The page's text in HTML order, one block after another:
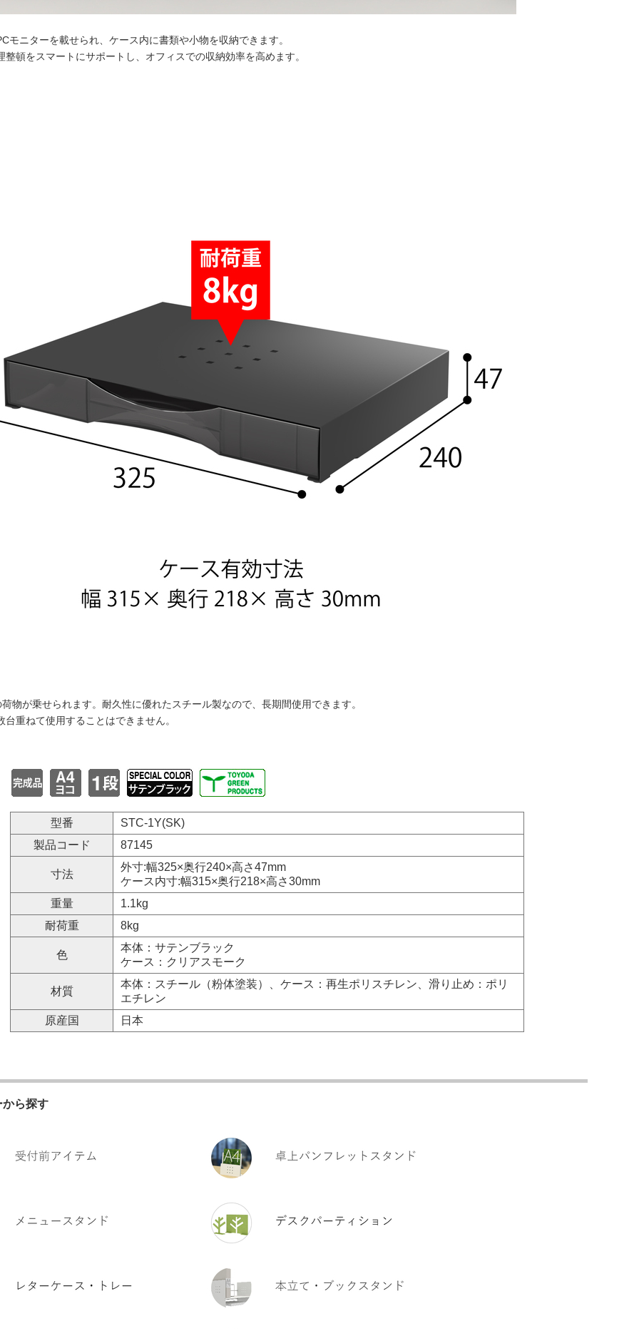
モニターを載せられ、ケース内に書類や小物を収納できます。
整頓をスマートにサポートし、オフィスでの収納効率を高めます。
物が乗せられます。耐久性に優れたスチール製なので、長期間使用できます。
重ねて使用することはできません。
型番
STC-1Y(SK)
製品コード
87145
寸法
外寸:幅325×奥行240×高さ47mm
ケース内寸:幅315×奥行218×高さ30mm
重量
1.1kg
耐荷重
8kg
色
本体：サテンブラック
ケース：クリアスモーク
材質
本体：スチール（粉体塗装）、ケース：再生ポリスチレン、滑り止め：ポリ
エチレン
原産国
日本
から探す